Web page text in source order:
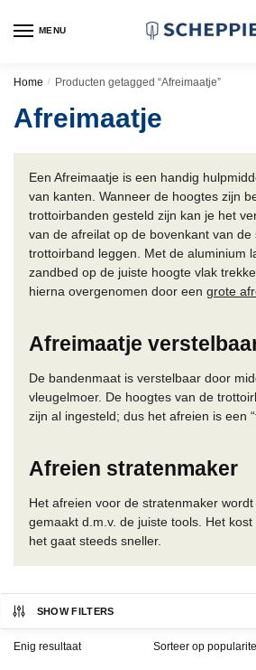
MENU
Home / Producten getagged “Afreimaatje”
Afreimaatje
Een Afreimaatje is een handig
van kanten. Wanneer de hoogtes zijn
trottoirbanden gesteld zijn kan je het
van de afreilat op de bovenkant van de
trottoirband leggen. Met de aluminium
zandbed op de juiste hoogte vlak
hierna overgenomen door een grote
Afreimaatje
De bandenmaat is verstelbaar door
vleugelmoer. De hoogtes van de
zijn al ingesteld; dus het afreien is een
Afreien stratenmaker
Het afreien voor de stratenmaker
gemaakt d.m.v. de juiste tools. Het
het gaat steeds sneller.
SHOW FILTERS
Enig resultaat